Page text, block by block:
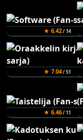
★ 6.42/ 14
★ 7.04/ 51
★ 6.46/ 11